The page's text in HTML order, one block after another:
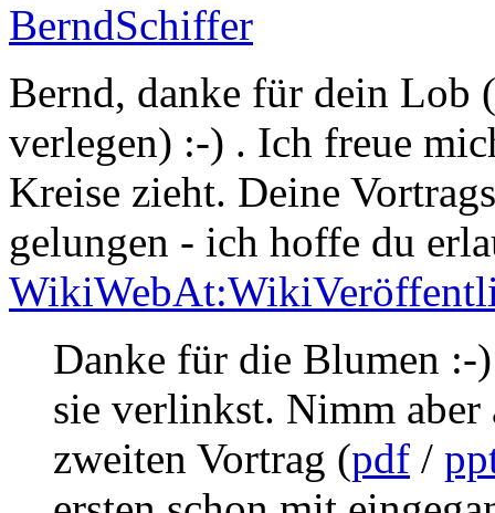
BerndSchiffer
Bernd, danke für dein Lob
verlegen) :-) . Ich freue
Kreise zieht. Deine
gelungen - ich hoffe du
Danke für die Blumen :-
sie verlinkst. Nimm
zweiten Vortrag (pdf /